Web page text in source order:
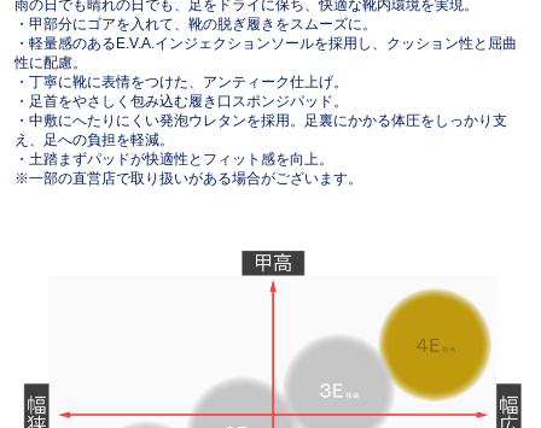
雨の日でも晴れの日でも、足をドライに保ち、快適な靴内環境を実現。
・甲部分にゴアを入れて、靴の脱ぎ履きをスムーズに。
・軽量感のあるE.V.A.インジェクションソールを採用し、クッション性と屈曲
性に配慮。
・丁寧に靴に表情をつけた、アンティーク仕上げ。
・足首をやさしく包み込む履き口スポンジパッド。
・中敷にへたりにくい発泡ウレタンを採用。足裏にかかる体圧をしっかり支
え、足への負担を軽減。
・土踏まずパッドが快適性とフィット感を向上。
※一部の直営店で取り扱いがある場合がございます。